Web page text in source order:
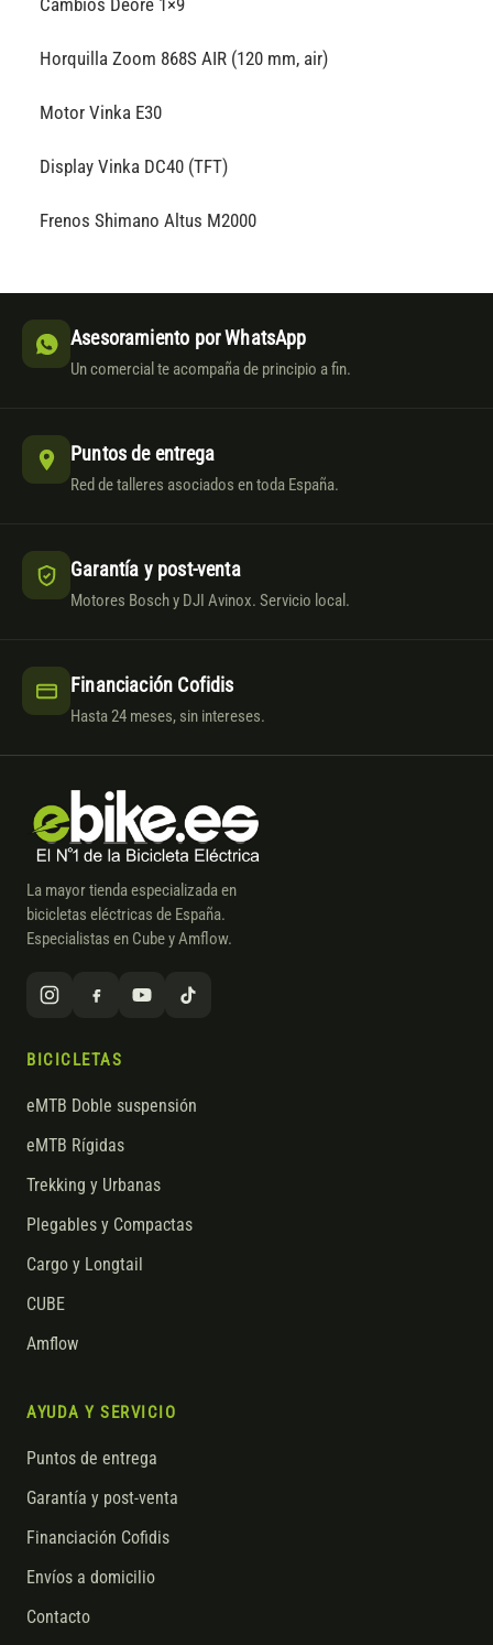
Horquilla Zoom 868S AIR (120 mm, air)
Motor Vinka E30
Display Vinka DC40 (TFT)
Frenos Shimano Altus M2000
Asesoramiento por WhatsApp
Un comercial te acompaña de principio a fin.
Puntos de entrega
Red de talleres asociados en toda España.
Garantía y post-venta
Motores Bosch y DJI Avinox. Servicio local.
Financiación Cofidis
Hasta 24 meses, sin intereses.
La mayor tienda especializada en
bicicletas eléctricas de España.
Especialistas en Cube y Amflow.
BICICLETAS
eMTB Doble suspensión
eMTB Rígidas
Trekking y Urbanas
Plegables y Compactas
Cargo y Longtail
CUBE
Amflow
AYUDA Y SERVICIO
Puntos de entrega
Garantía y post-venta
Financiación Cofidis
Envíos a domicilio
Contacto